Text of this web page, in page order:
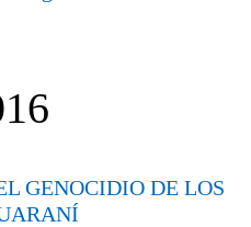
GENOCIDIO DE LOS